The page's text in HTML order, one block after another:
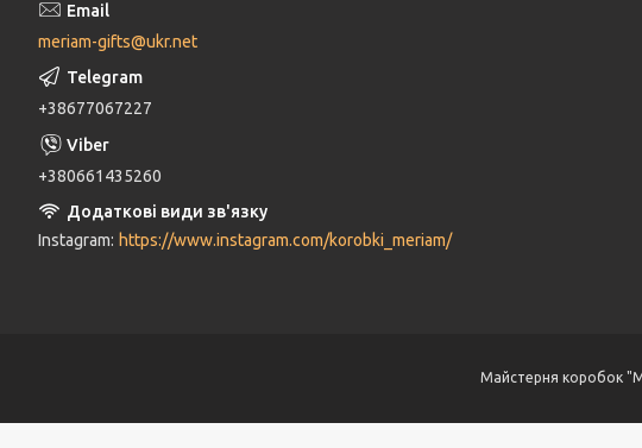
meriam-gifts@ukr.net
+38677067227
+380661435260
Instagram https://www.instagram.com/korobki_meriam/